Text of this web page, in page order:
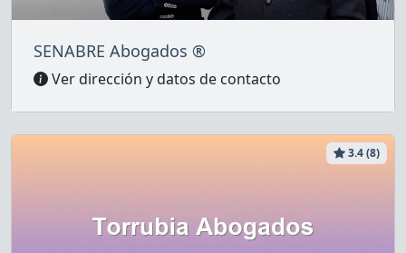
SENABRE Abogados ®
Ver dirección y datos de contacto
3.4 (8)